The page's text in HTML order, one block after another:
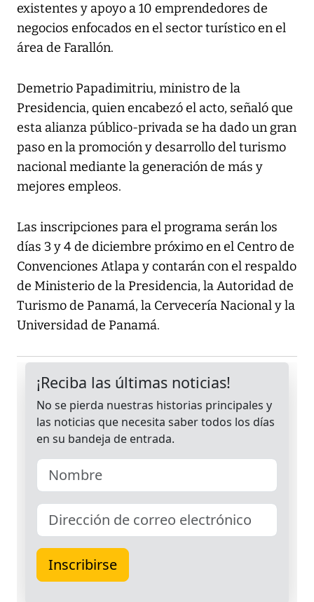
existentes y apoyo a 10 emprendedores de
negocios enfocados en el sector turístico en el
área de Farallón.
Demetrio Papadimitriu, ministro de la
Presidencia, quien encabezó el acto, señaló que
esta alianza público-privada se ha dado un gran
paso en la promoción y desarrollo del turismo
nacional mediante la generación de más y
mejores empleos.
Las inscripciones para el programa serán los
días 3 y 4 de diciembre próximo en el Centro de
Convenciones Atlapa y contarán con el respaldo
de Ministerio de la Presidencia, la Autoridad de
Turismo de Panamá, la Cervecería Nacional y la
Universidad de Panamá.